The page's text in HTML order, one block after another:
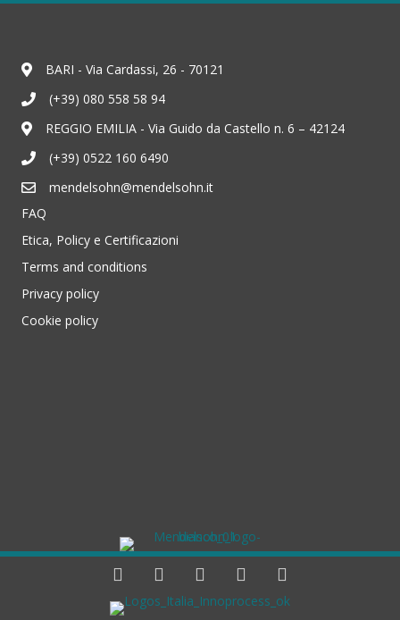
BARI - Via Cardassi, 26 - 70121
(+39) 080 558 58 94
REGGIO EMILIA - Via Guido da Castello n. 6 – 42124
(+39) 0522 160 6490
mendelsohn@mendelsohn.it
FAQ
Etica, Policy e Certificazioni
Terms and conditions
Privacy policy
Cookie policy